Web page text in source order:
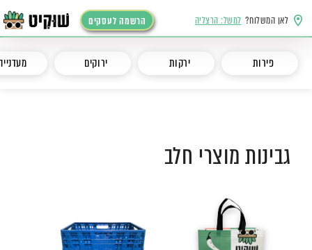
לאן המשלוח? למשל: הרצליה הרשמה לעסקים
פירות ירקות ירוקים
גבינות מוצרי חלב